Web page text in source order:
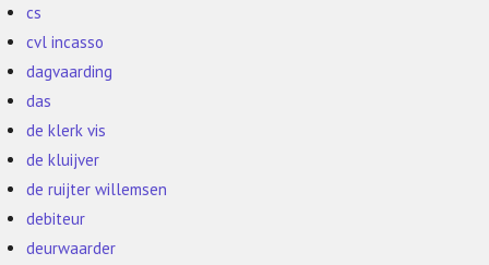
cs
cvl incasso
dagvaarding
das
de klerk vis
de kluijver
de ruijter willemsen
debiteur
deurwaarder